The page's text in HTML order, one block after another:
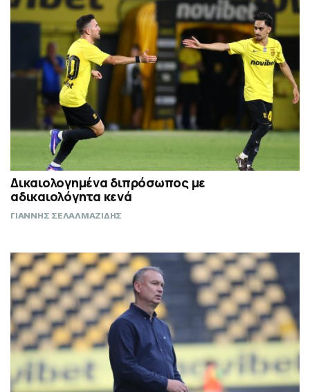
Δικαιολογημένα διπρόσωπος με
αδικαιολόγητα κενά
ΓΙΑΝΝΗΣ ΣΕΛΑΛΜΑΖΙΔΗΣ